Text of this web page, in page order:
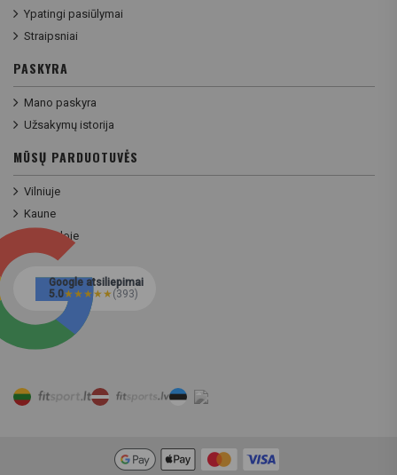
Ypatingi pasiūlymai
Straipsniai
PASKYRA
Mano paskyra
Užsakymų istorija
MŪSŲ PARDUOTUVĖS
Vilniuje
Kaune
Klaipėdoje
Google atsiliepimai
5.0★★★★★(393)